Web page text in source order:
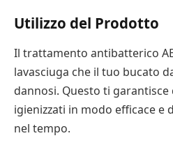
Utilizzo del Prodotto
Il trattamento antibatterico
lavasciuga che il tuo bucato
dannosi. Questo ti
igienizzati in modo efficace e
nel tempo.